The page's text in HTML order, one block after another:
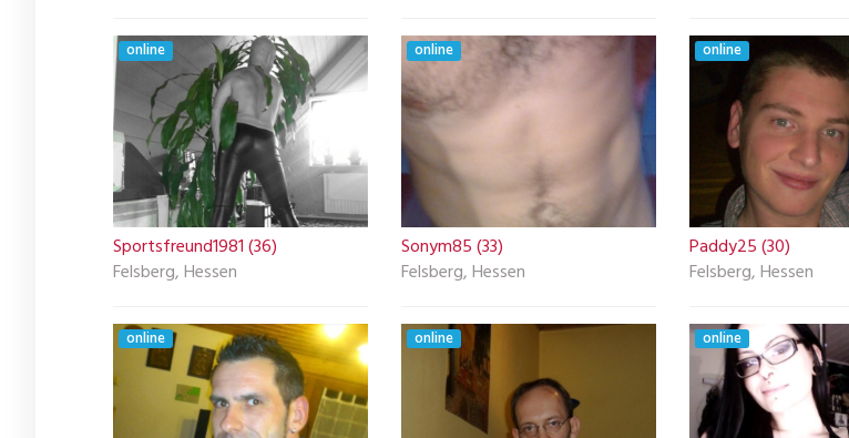
online
Sportsfreund1981 (36)
Felsberg, Hessen
online
Sonym85 (33)
Felsberg, Hessen
online
Paddy25 (30)
Felsberg, Hessen
online online online